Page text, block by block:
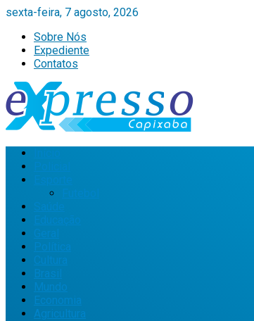
sexta-feira, 7 agosto, 2026
Sobre Nós
Expediente
Contatos
Política
Cultura
Brasil
Mundo
Economia
Agricultura